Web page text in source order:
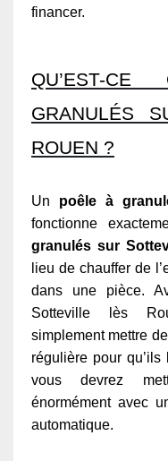
financer.
QU’EST-
GRANULÉS
ROUEN ?
Un poêle à
fonctionne
granulés sur
lieu de chauffer de
dans une pièce.
Sotteville lès
simplement mettre
régulière pour
vous devrez
énormément avec
automatique.